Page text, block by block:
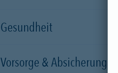
Gesundheit
Vorsorge & Absicherung